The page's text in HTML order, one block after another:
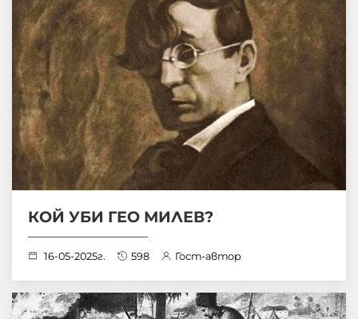
КОЙ УБИ ГЕО МИЛЕВ?
16-05-2025г. 598 Гост-автор